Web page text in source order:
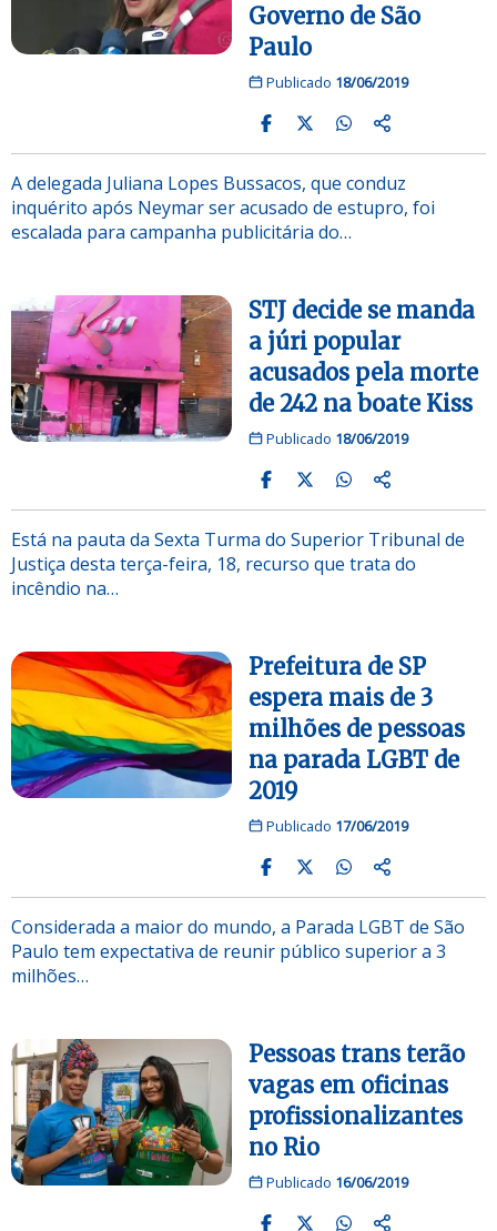
Governo de São
Paulo
Publicado 18/06/2019
A delegada Juliana Lopes Bussacos, que conduz
inquérito após Neymar ser acusado de estupro, foi
escalada para campanha publicitária do…
STJ decide se manda
a júri popular
acusados pela morte
de 242 na boate Kiss
Publicado 18/06/2019
Está na pauta da Sexta Turma do Superior Tribunal de
Justiça desta terça-feira, 18, recurso que trata do
incêndio na…
Prefeitura de SP
espera mais de 3
milhões de pessoas
na parada LGBT de
2019
Publicado 17/06/2019
Considerada a maior do mundo, a Parada LGBT de São
Paulo tem expectativa de reunir público superior a 3
milhões…
Pessoas trans terão
vagas em oficinas
profissionalizantes
no Rio
Publicado 16/06/2019